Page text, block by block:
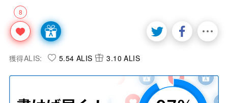
8
獲得ALIS: 5.54 ALIS 3.10 ALIS